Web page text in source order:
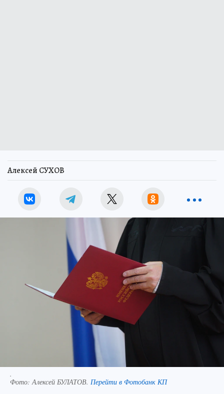
Алексей СУХОВ
.
Фото: Алексей БУЛАТОВ. Перейти в Фотобанк КП